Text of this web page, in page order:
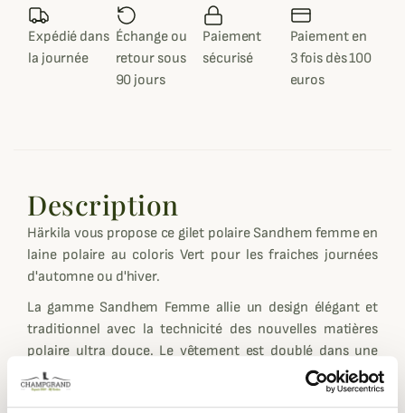
Expédié dans
la journée
Échange ou
retour sous
90 jours
Paiement
sécurisé
Paiement en
3 fois dès 100
euros
Description
Härkila vous propose ce gilet polaire Sandhem femme en
laine polaire au coloris Vert pour les fraiches journées
d'automne ou d'hiver.
La gamme Sandhem Femme allie un design élégant et
traditionnel avec la technicité des nouvelles matières
polaire ultra douce. Le vêtement est doublé dans une
toile au motif à carreaux.
La coupe, très féminine est un réel plus pour les